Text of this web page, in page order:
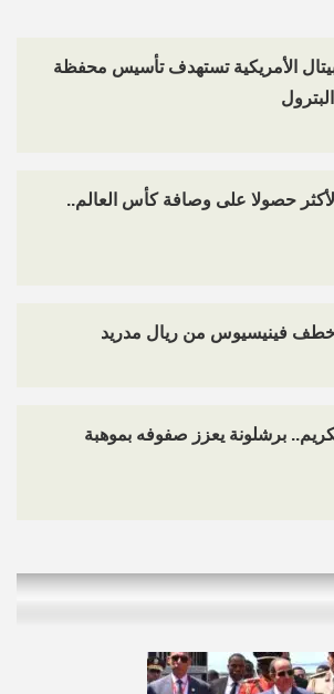
الأمريكية تستهدف تأسيس محفظة
الأكثر حصولا على وصافة كأس العالم..
فينيسيوس من ريال مدريد
برشلونة يعزز صفوفه بموهبة